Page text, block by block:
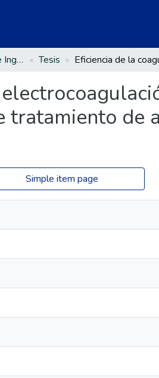
Escuela Profesional De Ingeniería Ambiental Y Forestal Tesis
de
Simple item page